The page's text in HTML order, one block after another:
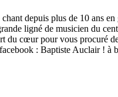
depuis plus de 10 ans en
ligné de musicien du
du cœur pour vous procuré
: Baptiste Auclair ! à